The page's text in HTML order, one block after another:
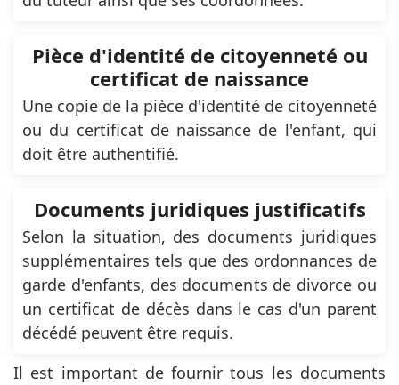
Pièce d'identité de citoyenneté ou
certificat de naissance
Une copie de la pièce d'identité de citoyenneté
ou du certificat de naissance de l'enfant, qui
doit être authentifié.
Documents juridiques justificatifs
Selon la situation, des documents juridiques
supplémentaires tels que des ordonnances de
garde d'enfants, des documents de divorce ou
un certificat de décès dans le cas d'un parent
décédé peuvent être requis.
Il est important de fournir tous les documents